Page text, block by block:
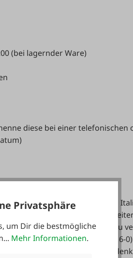
(bei lagernder Ware)
diese bei einer
Österreich, Deutschland und
automatisch um ein
den Service wieder für 1 Jahr zu
info@faie.atoder +43 7672 / 716-0)
PLUS wird auf Deinem
Privatsphäre
um Dir die bestmögliche
Mehr Informationen.